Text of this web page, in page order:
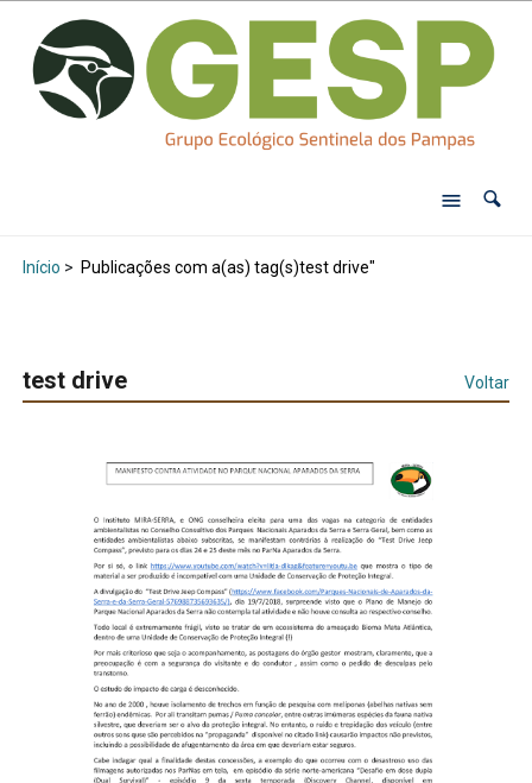
Início > Publicações com a(as) tag(s)test drive"
test drive Voltar